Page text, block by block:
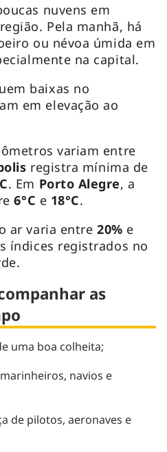
nuvens em
Pela manhã, há
ou névoa úmida em
na capital.
baixas no
em elevação ao
variam entre
registra mínima de
. Em Porto Alegre, a
6°C e 18°C.
ar varia entre 20% e
índices registrados no
as
uma boa colheita;
navios e
de pilotos, aeronaves e